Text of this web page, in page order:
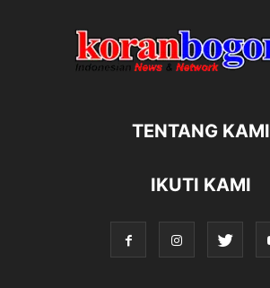
TENTANG KAMI
IKUTI KAMI